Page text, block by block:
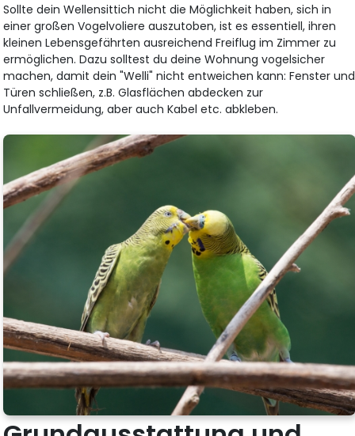
Sollte dein Wellensittich nicht die Möglichkeit haben, sich in
einer großen Vogelvoliere auszutoben, ist es essentiell, ihren
kleinen Lebensgefährten ausreichend Freiflug im Zimmer zu
ermöglichen. Dazu solltest du deine Wohnung vogelsicher
machen, damit dein "Welli" nicht entweichen kann: Fenster und
Türen schließen, z.B. Glasflächen abdecken zur
Unfallvermeidung, aber auch Kabel etc. abkleben.